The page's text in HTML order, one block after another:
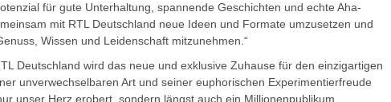
für gute Unterhaltung, spannende Geschichten und echte Aha-
mit RTL Deutschland neue Ideen und Formate umzusetzen und
Wissen und Leidenschaft mitzunehmen.“
Deutschland wird das neue und exklusive Zuhause für den einzigartigen
unverwechselbaren Art und seiner euphorischen Experimentierfreude
unser Herz erobert, sondern längst auch ein Millionenpublikum